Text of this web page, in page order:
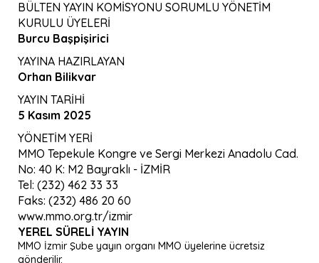
BÜLTEN YAYIN KOMİSYONU SORUMLU YÖNETİM
KURULU ÜYELERİ
Burcu Başpişirici
YAYINA HAZIRLAYAN
Orhan Bilikvar
YAYIN TARİHİ
5 Kasım 2025
YÖNETİM YERİ
MMO Tepekule Kongre ve Sergi Merkezi Anadolu Cad.
No: 40 K: M2 Bayraklı - İZMİR
Tel: (232) 462 33 33
Faks: (232) 486 20 60
www.mmo.org.tr/izmir
YEREL SÜRELI YAYIN
MMO İzmir Şube yayın organı MMO üyelerine ücretsiz
gönderilir.